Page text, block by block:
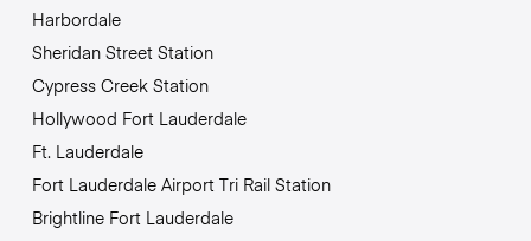
Harbordale
Sheridan Street Station
Cypress Creek Station
Hollywood Fort Lauderdale
Ft. Lauderdale
Fort Lauderdale Airport Tri Rail Station
Brightline Fort Lauderdale